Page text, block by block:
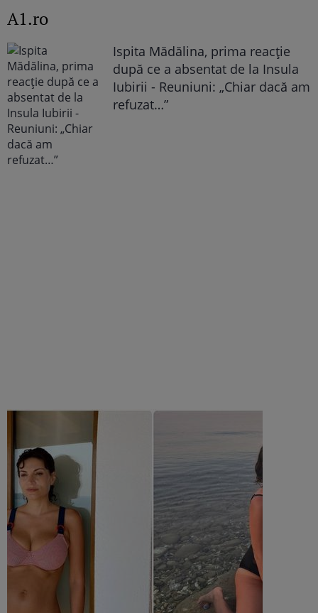
A1.ro
Ispita Mădălina, prima reacție
după ce a absentat de la Insula
Iubirii - Reuniuni: „Chiar dacă am
refuzat…”